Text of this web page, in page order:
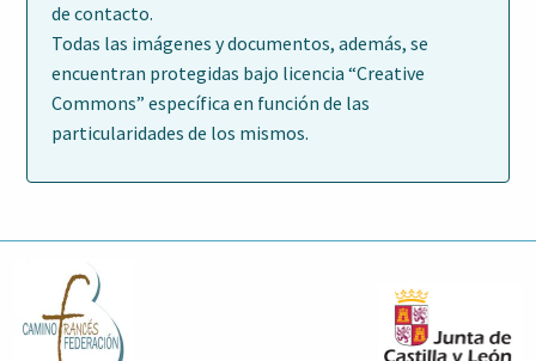
de contacto.
Todas las imágenes y documentos, además, se
encuentran protegidas bajo licencia “Creative
Commons” específica en función de las
particularidades de los mismos.